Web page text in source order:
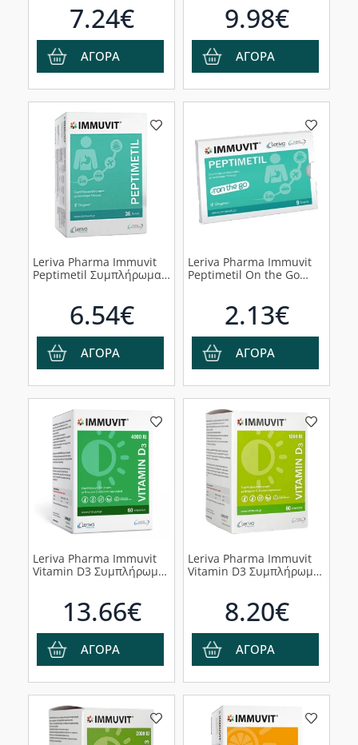
Ανοσοποιητικού, 20
αναβρ. δισκία
7.24€
ΑΓΟΡΑ
9.98€
ΑΓΟΡΑ
Leriva Pharma Immuvit
Peptimetil Συμπλήρωμα
Συστήματος, 36δισκία
6.54€
ΑΓΟΡΑ
Leriva Pharma Immuvit
Peptimetil On the Go
του Πεπτικού
Συστήματος, 9δισκία
2.13€
ΑΓΟΡΑ
Leriva Pharma Immuvit
Vitamin D3 Συμπλήρωμα
13.66€
ΑΓΟΡΑ
Leriva Pharma Immuvit
Vitamin D3 Συμπλήρωμα
8.20€
ΑΓΟΡΑ